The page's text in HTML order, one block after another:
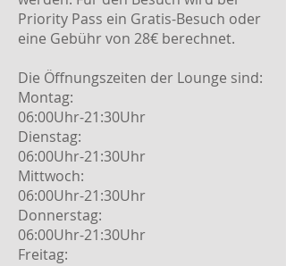
Priority Pass ein Gratis-Besuch oder
eine Gebühr von 28€ berechnet.
Die Öffnungszeiten der Lounge sind:
Montag:
06:00Uhr-21:30Uhr
Dienstag:
06:00Uhr-21:30Uhr
Mittwoch:
06:00Uhr-21:30Uhr
Donnerstag:
06:00Uhr-21:30Uhr
Freitag: